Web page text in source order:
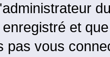
et
pas vous